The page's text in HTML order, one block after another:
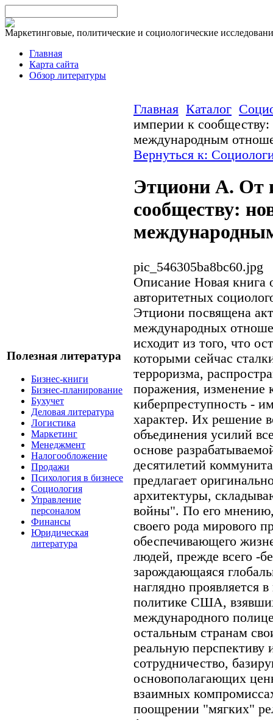
Маркетинговые, политические и социологические
Главная
Карта сайта
Обзор литературы
Полезная литература
Бизнес-книги
Бизнес-планирование
Бухучет
Деловая литература
Логистика
Маркетинг
Менеджмент
Налогообложение
Продажи
Психология в бизнесе
Социология
Управление
персоналом
Финансы
Юридическая
литература
Главная Каталог
империи к
международным
Вернуться к:
Этциони А. От
сообществу:
pic_546305ba8bc60.jpg
Описание Новая книга
авторитетных
Этциони посвящена
международных
исходит из того, что
которыми сейчас
терроризма,
поражения, изменение
киберпреступность -
характер. Их решение
объединения усилий
основе
десятилетий
предлагает
архитектуры,
войны". По его
своего рода мирового
обеспечивающего
людей, прежде всего -
зарождающаяся
наглядно проявляется
политике США,
международного
остальным странам
реальную перспективу
сотрудничество,
основополагающих
взаимных
поощрении "мягких"